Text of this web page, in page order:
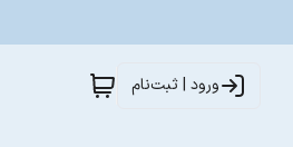
ورود | ثبت‌نام